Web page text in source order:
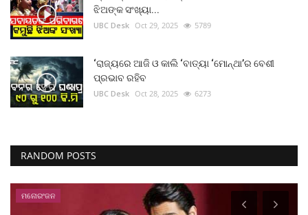
ଝିଅଙ୍କ ସଂଖ୍ୟା...
UBC Desk Oct 29, 2025 5789
‘ରାଜ୍ୟରେ ଆଜି ଓ କାଲି ‘ବାତ୍ୟା ‘ମୋନ୍ଥା’ର ବେଶୀ
ପ୍ରଭାବ ରହିବ
UBC Desk Oct 28, 2025 6273
RANDOM POSTS
ମନୋରଂଜନ